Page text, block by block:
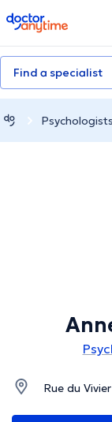
doctoranytime
Find a specialist
Psychologists
Rue du